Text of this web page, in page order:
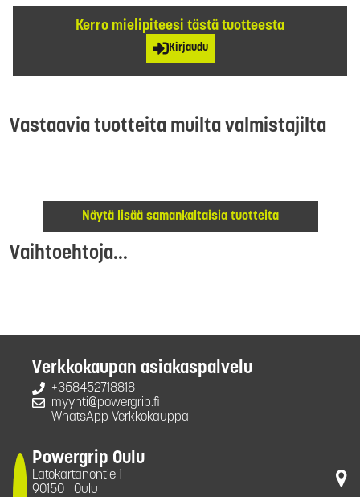
Kerro mielipiteesi tästä tuotteesta
Kirjaudu
Vastaavia tuotteita muilta valmistajilta
Näytä lisää samankaltaisia tuotteita
Vaihtoehtoja...
Verkkokaupan asiakaspalvelu
+358452718818
myynti@powergrip.fi
WhatsApp Verkkokauppa
Powergrip Oulu
Latokartanontie 1
90150
Oulu